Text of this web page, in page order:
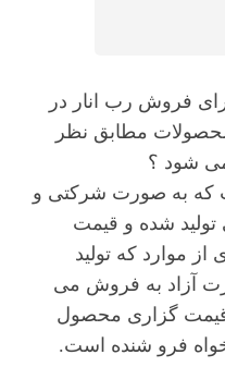
فروش رب انار در
محصولات مطابق نظر
می شود ؟
که به صورت شرکتی و
شده و قیمت
موارد که تولید
آزاد به فروش می
قیمت گزاری محصول
فرو شنده است.